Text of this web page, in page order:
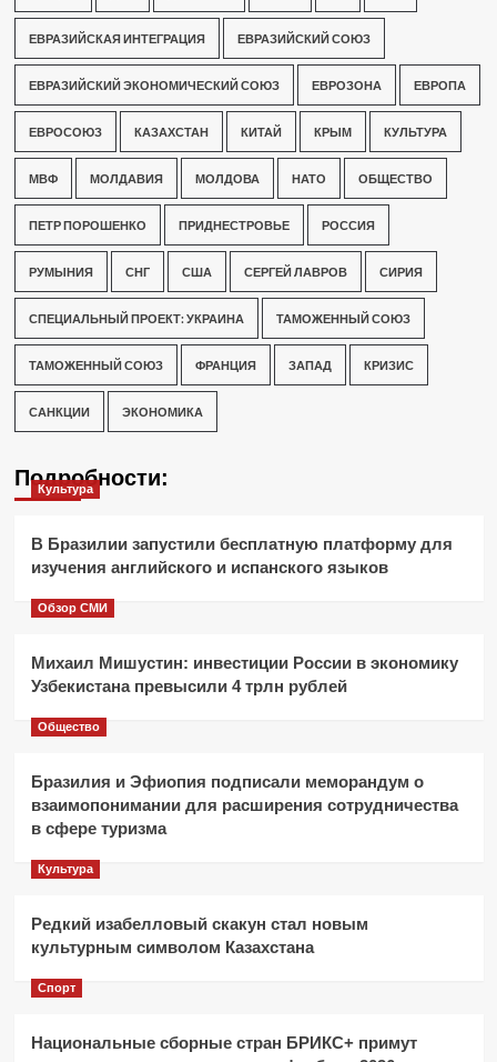
ЕВРАЗИЙСКАЯ ИНТЕГРАЦИЯ ЕВРАЗИЙСКИЙ СОЮЗ
ЕВРАЗИЙСКИЙ ЭКОНОМИЧЕСКИЙ СОЮЗ ЕВРОЗОНА ЕВРОПА
ЕВРОСОЮЗ КАЗАХСТАН КИТАЙ КРЫМ КУЛЬТУРА
МВФ МОЛДАВИЯ МОЛДОВА НАТО ОБЩЕСТВО
ПЕТР ПОРОШЕНКО ПРИДНЕСТРОВЬЕ РОССИЯ
РУМЫНИЯ СНГ США СЕРГЕЙ ЛАВРОВ СИРИЯ
СПЕЦИАЛЬНЫЙ ПРОЕКТ: УКРАИНА ТАМОЖЕННЫЙ СОЮЗ
ТАМОЖЕННЫЙ СОЮЗ ФРАНЦИЯ ЗАПАД КРИЗИС
САНКЦИИ ЭКОНОМИКА
Подробности:
Культура
В Бразилии запустили бесплатную платформу для
изучения английского и испанского языков
Обзор СМИ
Михаил Мишустин: инвестиции России в экономику
Узбекистана превысили 4 трлн рублей
Общество
Бразилия и Эфиопия подписали меморандум о
взаимопонимании для расширения сотрудничества
в сфере туризма
Культура
Редкий изабелловый скакун стал новым
культурным символом Казахстана
Спорт
Национальные сборные стран БРИКС+ примут